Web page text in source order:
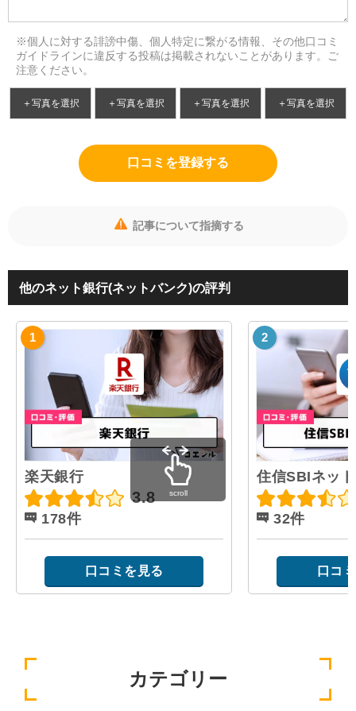
※個人に対する誹謗中傷、個人特定に繋がる情報、その他口コミ
ガイドラインに違反する投稿は掲載されないことがあります。ご
注意ください。
＋写真を選択 ＋写真を選択 ＋写真を選択 ＋写真を選択
口コミを登録する
記事について指摘する
他のネット銀行(ネットバンク)の評判
楽天銀行
3.8
178件
口コミを見る
住信SBIネッ
32件
口コ
scroll
カテゴリー